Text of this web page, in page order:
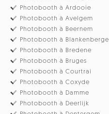
Photobooth à Ardooie
Photobooth à Avelgem
Photobooth à Beernem
Photobooth à Blankenberge
Photobooth à Bredene
Photobooth à Bruges
Photobooth à Courtrai
Photobooth à Coxyde
Photobooth à Damme
Photobooth à Deerlijk